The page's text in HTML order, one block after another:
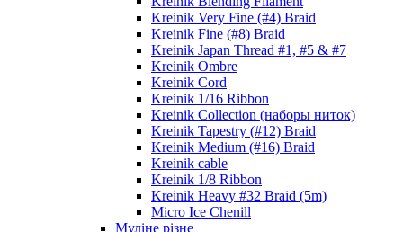
Kreinik Very Fine (#4) Braid
Kreinik Fine (#8) Braid
Kreinik Japan Thread #1, #5 & #7
Kreinik Ombre
Kreinik Cord
Kreinik 1/16 Ribbon
Kreinik Collection (наборы ниток)
Kreinik Tapestry (#12) Braid
Kreinik Medium (#16) Braid
Kreinik cable
Kreinik 1/8 Ribbon
Kreinik Heavy #32 Braid (5m)
Micro Ice Chenill
Муліне різне